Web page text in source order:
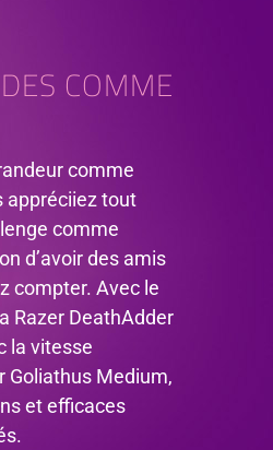
COMME
comme
appréciiez tout
comme
d’avoir des amis
compter. Avec le
Razer DeathAdder
la vitesse
Goliathus Medium,
et efficaces